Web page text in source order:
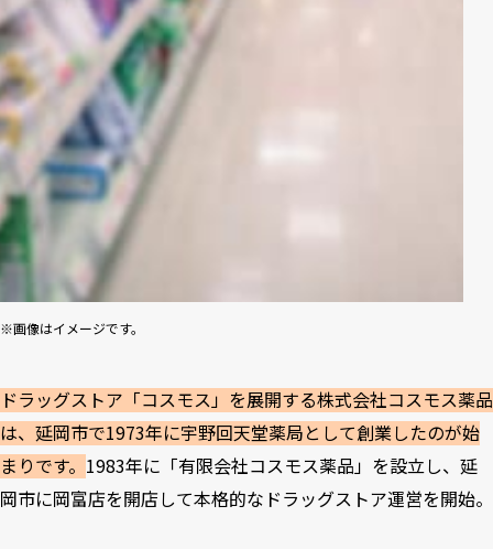
※画像はイメージです。
ドラッグストア「コスモス」を展開する株式会社コスモス薬品
は、延岡市で1973年に宇野回天堂薬局として創業したのが始
まりです。 1983年に「有限会社コスモス薬品」を設立し、延
岡市に岡富店を開店して本格的なドラッグストア運営を開始。